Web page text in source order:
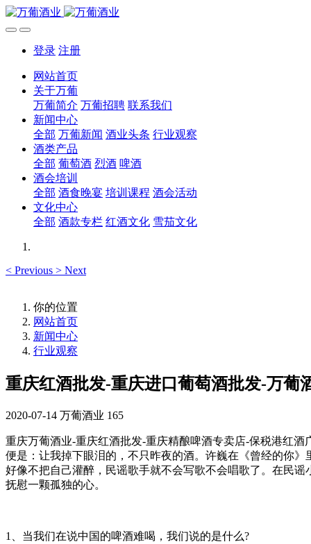
登录 注册
网站首页
关于万葡
万葡简介 万葡招聘 联系我们
新闻中心
全部 万葡新闻 酒业头条 行业观察
酒类产品
全部 葡萄酒 烈酒 啤酒
酒会培训
全部 酒食晚宴 培训课程 酒会活动
文化中心
全部 酒款专栏 红酒文化 雪茄文化
< Previous > Next
你的位置
网站首页
新闻中心
行业观察
重庆红酒批发-重庆进口葡萄酒批发-万葡
2020-07-14 万葡酒业 165
重庆万葡酒业-重庆红酒批发-重庆精酿啤酒专卖店-保税港红酒
便是：让我掉下眼泪的，不只昨夜的酒。许巍在《曾经的你
好像不把自己灌醉，民谣歌手就不会写歌不会唱歌了。在民
抚慰一颗孤独的心。
1、当我们在说中国的啤酒难喝，我们说的是什么?